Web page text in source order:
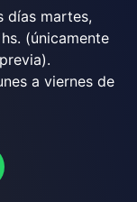
días martes,
(únicamente
a viernes de